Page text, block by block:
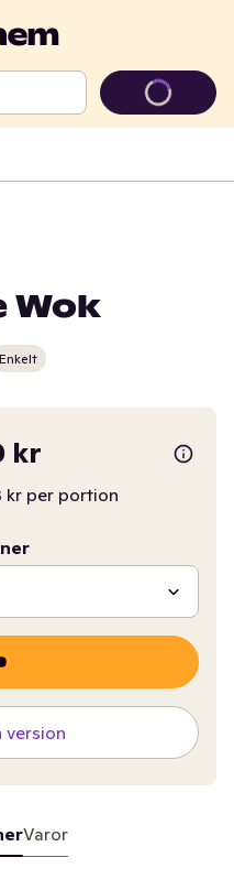
Wok
Enkelt
kr
kr per portion
version
Varor